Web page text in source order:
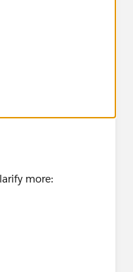
more: